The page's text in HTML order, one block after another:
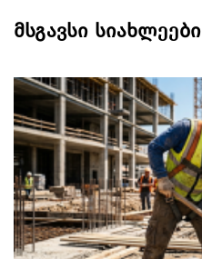
მსგავსი სიახლეები